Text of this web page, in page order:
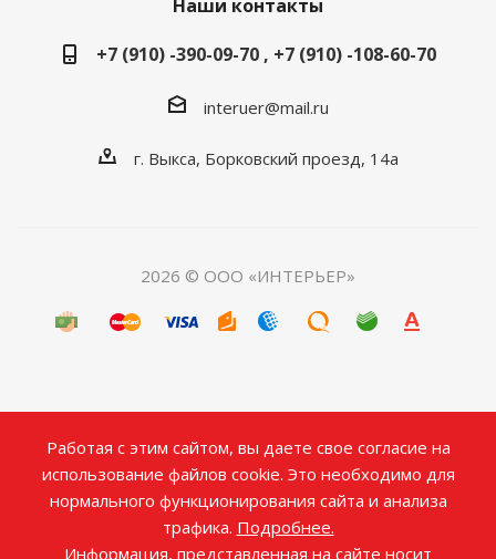
Наши контакты
+7 (910) -390-09-70 , +7 (910) -108-60-70
interuer@mail.ru
г. Выкса, Борковский проезд, 14а
2026 © ООО «ИНТЕРЬЕР»
Работая с этим сайтом, вы даете свое согласие на
использование файлов cookie. Это необходимо для
нормального функционирования сайта и анализа
трафика. Подробнее.
Информация, представленная на сайте носит